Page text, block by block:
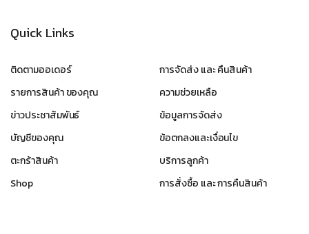
Quick Links
ติดตามออเดอร์
รายการสินค้า ของคุณ
ข่าวประชาสัมพันธ์
บัญชีของคุณ
ตะกร้าสินค้า
Shop
การจัดส่ง และ คืนสินค้า
ความช่วยเหลือ
ข้อมูลการจัดส่ง
ข้อตกลงและเงื่อนไข
บริการลูกค้า
การสั่งซื้อ และ การคืนสินค้า